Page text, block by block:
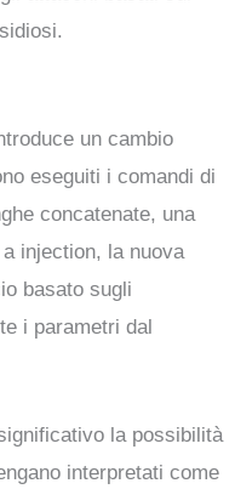
un cambio
eseguiti i comandi di
concatenate, una
injection, la nuova
basato sugli
i parametri dal
la possibilità
interpretati come